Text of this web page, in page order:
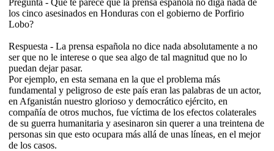
los cinco asesinados en Honduras con el gobierno de Porfirio
Lobo?
Respuesta - La prensa española no dice nada absolutamente a no
ser que no le interese o que sea algo de tal magnitud que no lo
puedan dejar pasar.
Por ejemplo, en esta semana en la que el problema más
fundamental y peligroso de este país eran las palabras de un actor,
en Afganistán nuestro glorioso y democrático ejército, en
compañía de otros muchos, fue víctima de los efectos colaterales
de su guerra humanitaria y asesinaron sin querer a una treintena de
personas sin que esto ocupara más allá de unas líneas, en el mejor
de los casos.